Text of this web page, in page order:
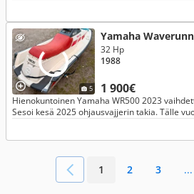
5
Yamaha
1 900€
32 Hp
1988
Hienokuntoinen Yamaha WR500 2023
Sesoi kesä 2025 ohjausvajjerin takia. Tälle vuodelle korjattu. Eli kaikki
1 2 3 ...